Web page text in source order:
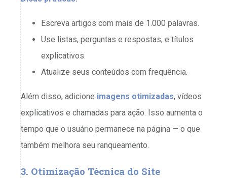
Escreva artigos com mais de 1.000 palavras.
Use listas, perguntas e respostas, e títulos
explicativos.
Atualize seus conteúdos com frequência.
Além disso, adicione imagens otimizadas, vídeos
explicativos e chamadas para ação. Isso aumenta o
tempo que o usuário permanece na página — o que
também melhora seu ranqueamento.
3. Otimização Técnica do Site